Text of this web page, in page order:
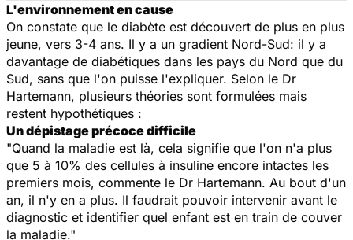
L'environnement en cause
On constate que le diabète est découvert de plus en plus
jeune, vers 3-4 ans. Il y a un gradient Nord-Sud: il y a
davantage de diabétiques dans les pays du Nord que du
Sud, sans que l'on puisse l'expliquer. Selon le Dr
Hartemann, plusieurs théories sont formulées mais
restent hypothétiques :
Un dépistage précoce difficile
"Quand la maladie est là, cela signifie que l'on n'a plus
que 5 à 10% des cellules à insuline encore intactes les
premiers mois, commente le Dr Hartemann. Au bout d'un
an, il n'y en a plus. Il faudrait pouvoir intervenir avant le
diagnostic et identifier quel enfant est en train de couver
la maladie."